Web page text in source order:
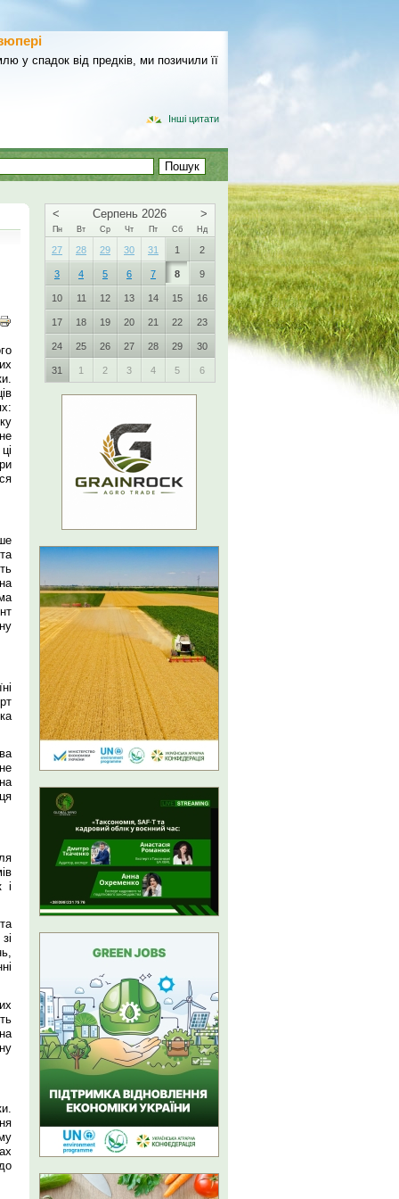
у спадок від предків, ми позичили її
Інші цитати
і
< Серпень 2026 >
Пн Вт Ср Чт Пт Сб Нд
27 28 29 30 31 1 2
3 4 5 6 7 8 9
10 11 12 13 14 15 16
17 18 19 20 21 22 23
24 25 26 27 28 29 30
31 1 2 3 4 5 6